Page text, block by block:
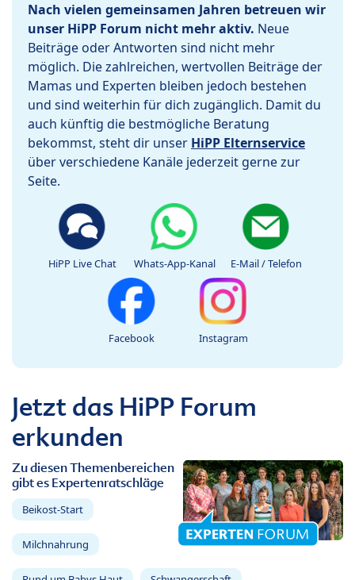
Nach vielen gemeinsamen Jahren betreuen wir
unser HiPP Forum nicht mehr aktiv. Neue
Beiträge oder Antworten sind nicht mehr
möglich. Die zahlreichen, wertvollen Beiträge der
Mamas und Experten bleiben jedoch bestehen
und sind weiterhin für dich zugänglich. Damit du
auch künftig die bestmögliche Beratung
bekommst, steht dir unser HiPP Elternservice
über verschiedene Kanäle jederzeit gerne zur
Seite.
HiPP Live Chat Whats-App-Kanal E-Mail / Telefon
Facebook Instagram
Jetzt das HiPP Forum
erkunden
Zu diesen Themenbereichen
gibt es Expertenratschläge
Beikost-Start
Milchnahrung